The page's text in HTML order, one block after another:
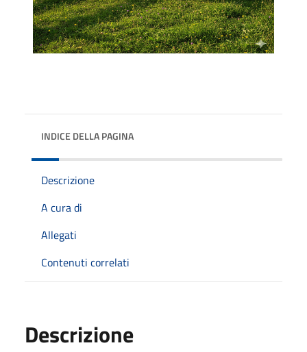
INDICE DELLA PAGINA
Descrizione
A cura di
Allegati
Contenuti correlati
Descrizione